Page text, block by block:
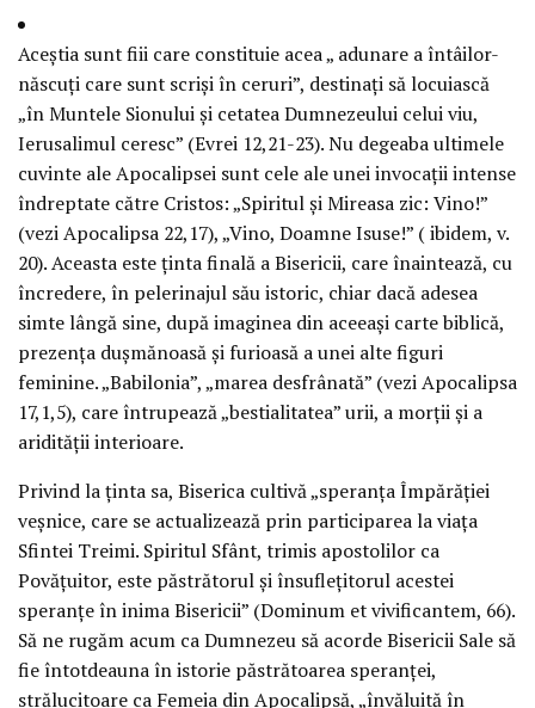
Aceştia sunt fiii care constituie acea „ adunare a întâilor-
născuţi care sunt scrişi în ceruri”, destinaţi să locuiască
„în Muntele Sionului şi cetatea Dumnezeului celui viu,
Ierusalimul ceresc” (Evrei 12,21-23). Nu degeaba ultimele
cuvinte ale Apocalipsei sunt cele ale unei invocaţii intense
îndreptate către Cristos: „Spiritul şi Mireasa zic: Vino!”
(vezi Apocalipsa 22,17), „Vino, Doamne Isuse!” ( ibidem, v.
20). Aceasta este ţinta finală a Bisericii, care înaintează, cu
încredere, în pelerinajul său istoric, chiar dacă adesea
simte lângă sine, după imaginea din aceeaşi carte biblică,
prezenţa duşmănoasă şi furioasă a unei alte figuri
feminine. „Babilonia”, „marea desfrânată” (vezi Apocalipsa
17,1,5), care întrupează „bestialitatea” urii, a morţii şi a
aridităţii interioare.
Privind la ţinta sa, Biserica cultivă „speranţa Împărăţiei
veşnice, care se actualizează prin participarea la viaţa
Sfintei Treimi. Spiritul Sfânt, trimis apostolilor ca
Povăţuitor, este păstrătorul şi însufleţitorul acestei
speranţe în inima Bisericii” (Dominum et vivificantem, 66).
Să ne rugăm acum ca Dumnezeu să acorde Bisericii Sale să
fie întotdeauna în istorie păstrătoarea speranţei,
strălucitoare ca Femeia din Apocalipsă, „învăluită în